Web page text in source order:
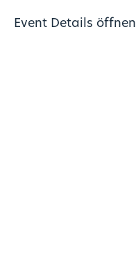
Event Details öffnen